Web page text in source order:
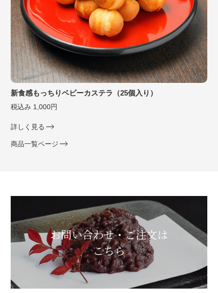
新食感もっちりベビーカステラ（25個入り）
税込み 1,000円
詳しく見る
商品一覧ページ
お問い合わせ・ご注文は
こちら